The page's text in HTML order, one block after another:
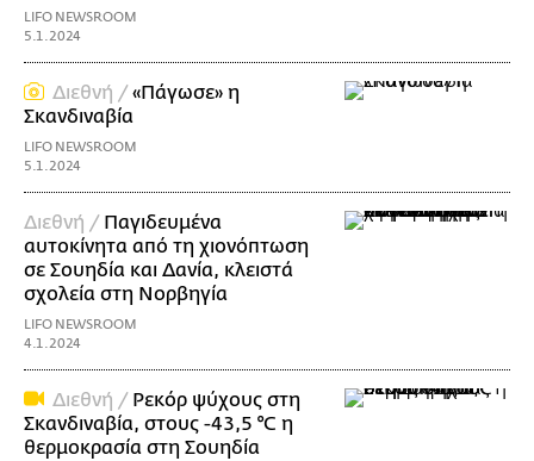
LIFO NEWSROOM
5.1.2024
Διεθνή /«Πάγωσε» η
Σκανδιναβία
LIFO NEWSROOM
5.1.2024
Διεθνή / Παγιδευμένα
αυτοκίνητα από τη χιονόπτωση
σε Σουηδία και Δανία, κλειστά
σχολεία στη Νορβηγία
LIFO NEWSROOM
4.1.2024
Διεθνή / Ρεκόρ ψύχους στη
Σκανδιναβία, στους -43,5 °C η
θερμοκρασία στη Σουηδία